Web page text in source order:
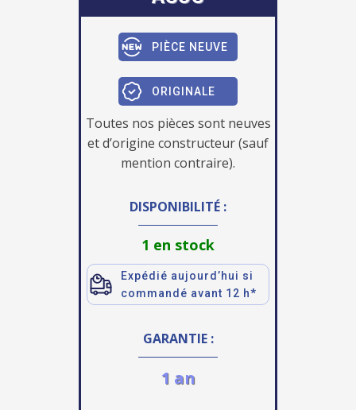
PIÈCE NEUVE
ORIGINALE
Toutes nos pièces sont neuves
et d’origine constructeur (sauf
mention contraire).
DISPONIBILITÉ :
1 en stock
Expédié aujourd’hui si
commandé avant 12 h*
GARANTIE :
1 an